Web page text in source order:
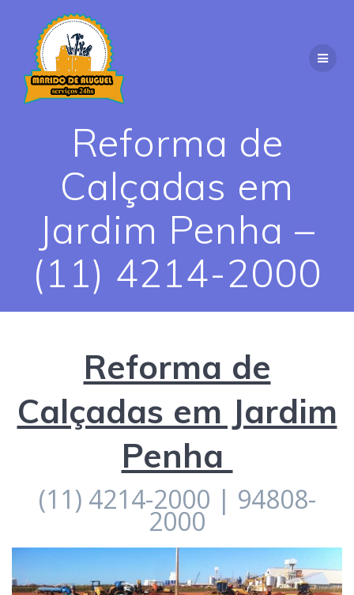
Reforma de
Calçadas em
Jardim Penha –
(11) 4214-2000
Reforma de
Calçadas em Jardim
Penha
(11) 4214-2000 | 94808-
2000